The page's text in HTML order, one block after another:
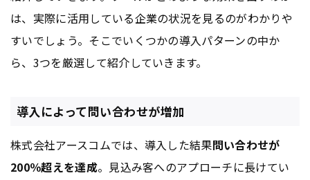
は、実際に活用している企業の状況を見るのがわかりや
すいでしょう。そこでいくつかの導入パターンの中か
ら、3つを厳選して紹介していきます。
導入によって問い合わせが増加
株式会社アースコムでは、導入した結果問い合わせが
200％超えを達成。見込み客へのアプローチに長けてい